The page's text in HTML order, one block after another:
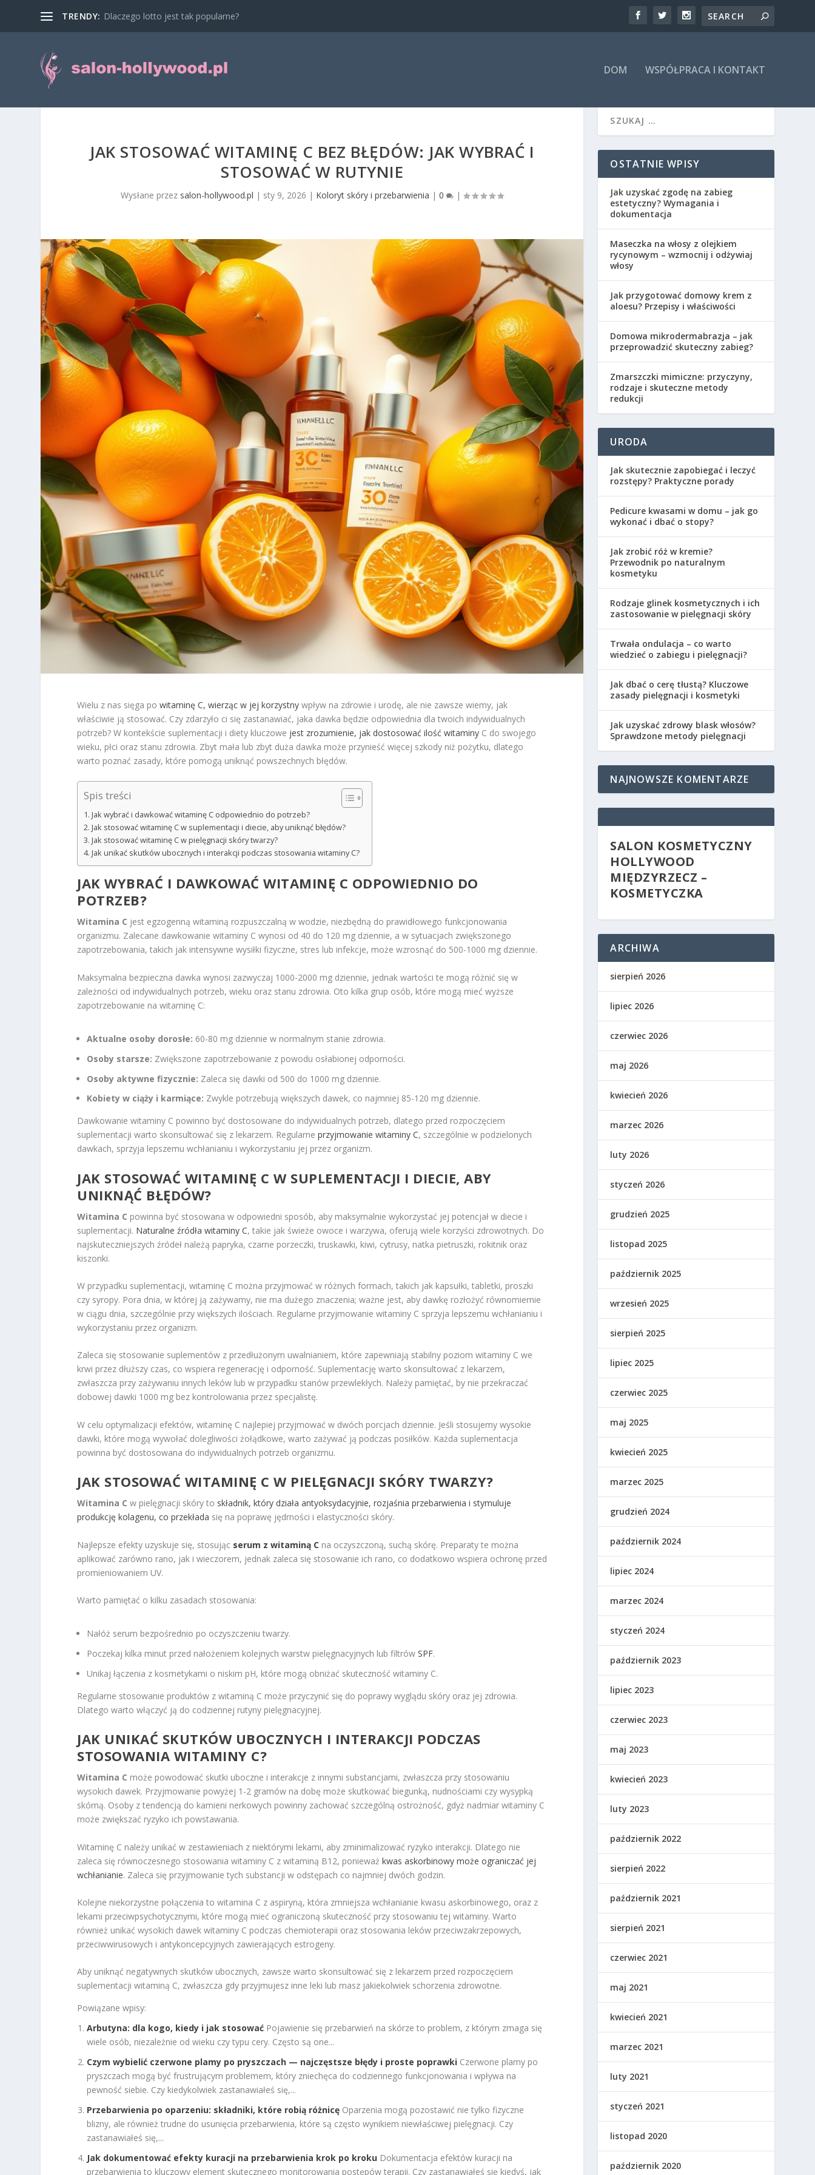
TRENDY: Dlaczego lotto jest tak popularne?
DOM WSPÓŁPRACA I KONTAKT
JAK STOSOWAĆ WITAMINĘ C BEZ BŁĘDÓW: JAK WYBRAĆ I
STOSOWAĆ W RUTYNIE
Wysłane przez salon-hollywood.pl | sty 9, 2026 | Koloryt skóry i przebarwienia |0 |
Wielu z nas sięga powitaminę C, wierząc w jej korzystny wpływ na zdrowie i urodę, ale nie zawsze wiemy, jak
właściwie ją stosować. Czy zdarzyło ci się zastanawiać, jaka dawka będzie odpowiednia dla twoich indywidualnych
potrzeb? W kontekście suplementacji i diety kluczowe jest zrozumienie, jak dostosować ilość witaminy C do swojego
wieku, płci oraz stanu zdrowia. Zbyt mała lub zbyt duża dawka może przynieść więcej szkody niż pożytku, dlatego
warto poznać zasady, które pomogą uniknąć powszechnych błędów.
Spis treści
Jak wybrać i dawkować witaminę C odpowiednio do potrzeb?
Jak stosować witaminę C w suplementacji i diecie, aby uniknąć błędów?
Jak stosować witaminę C w pielęgnacji skóry twarzy?
Jak unikać skutków ubocznych i interakcji podczas stosowania witaminy C?
JAK WYBRAĆ I DAWKOWAĆ WITAMINĘ C ODPOWIEDNIO DO
POTRZEB?
Witamina C jest egzogenną witaminą rozpuszczalną w wodzie, niezbędną do prawidłowego funkcjonowania
organizmu. Zalecane dawkowanie witaminy C wynosi od 40 do 120 mg dziennie, a w sytuacjach zwiększonego
zapotrzebowania, takich jak intensywne wysiłki fizyczne, stres lub infekcje, może wzrosnąć do 500-1000 mg dziennie.
Maksymalna bezpieczna dawka wynosi zazwyczaj 1000-2000 mg dziennie, jednak wartości te mogą różnić się w
zależności od indywidualnych potrzeb, wieku oraz stanu zdrowia. Oto kilka grup osób, które mogą mieć wyższe
zapotrzebowanie na witaminę C:
Aktualne osoby dorosłe: 60-80 mg dziennie w normalnym stanie zdrowia.
Osoby starsze: Zwiększone zapotrzebowanie z powodu osłabionej odporności.
Osoby aktywne fizycznie: Zaleca się dawki od 500 do 1000 mg dziennie.
Kobiety w ciąży i karmiące: Zwykle potrzebują większych dawek, co najmniej 85-120 mg dziennie.
Dawkowanie witaminy C powinno być dostosowane do indywidualnych potrzeb, dlatego przed rozpoczęciem
suplementacji warto skonsultować się z lekarzem. Regularneprzyjmowanie witaminy C, szczególnie w podzielonych
dawkach, sprzyja lepszemu wchłanianiu i wykorzystaniu jej przez organizm.
JAK STOSOWAĆ WITAMINĘ C W SUPLEMENTACJI I DIECIE, ABY
UNIKNĄĆ BŁĘDÓW?
Witamina C powinna być stosowana w odpowiedni sposób, aby maksymalnie wykorzystać jej potencjał w diecie i
suplementacji. Naturalne źródła witaminy C, takie jak świeże owoce i warzywa, oferują wiele korzyści zdrowotnych. Do
najskuteczniejszych źródeł należą papryka, czarne porzeczki, truskawki, kiwi, cytrusy, natka pietruszki, rokitnik oraz
kiszonki.
W przypadku suplementacji, witaminę C można przyjmować w różnych formach, takich jak kapsułki, tabletki, proszki
czy syropy. Pora dnia, w której ją zażywamy, nie ma dużego znaczenia; ważne jest, aby dawkę rozłożyć równomiernie
w ciągu dnia, szczególnie przy większych ilościach. Regularne przyjmowanie witaminy C sprzyja lepszemu wchłanianiu i
wykorzystaniu przez organizm.
Zaleca się stosowanie suplementów z przedłużonym uwalnianiem, które zapewniają stabilny poziom witaminy C we
krwi przez dłuższy czas, co wspiera regenerację i odporność. Suplementację warto skonsultować z lekarzem,
zwłaszcza przy zażywaniu innych leków lub w przypadku stanów przewlekłych. Należy pamiętać, by nie przekraczać
dobowej dawki 1000 mg bez kontrolowania przez specjalistę.
W celu optymalizacji efektów, witaminę C najlepiej przyjmować w dwóch porcjach dziennie. Jeśli stosujemy wysokie
dawki, które mogą wywołać dolegliwości żołądkowe, warto zażywać ją podczas posiłków. Każda suplementacja
powinna być dostosowana do indywidualnych potrzeb organizmu.
JAK STOSOWAĆ WITAMINĘ C W PIELĘGNACJI SKÓRY TWARZY?
Witamina C w pielęgnacji skóry to składnik, który działa antyoksydacyjnie, rozjaśnia przebarwienia i stymuluje
produkcję kolagenu, co przekłada się na poprawę jędrności i elastyczności skóry.
Najlepsze efekty uzyskuje się, stosując serum z witaminą C na oczyszczoną, suchą skórę. Preparaty te można
aplikować zarówno rano, jak i wieczorem, jednak zaleca się stosowanie ich rano, co dodatkowo wspiera ochronę przed
promieniowaniem UV.
Warto pamiętać o kilku zasadach stosowania:
Nałóż serum bezpośrednio po oczyszczeniu twarzy.
Poczekaj kilka minut przed nałożeniem kolejnych warstw pielęgnacyjnych lub filtrówSPF.
Unikaj łączenia z kosmetykami o niskim pH, które mogą obniżać skuteczność witaminy C.
Regularne stosowanie produktów z witaminą C może przyczynić się do poprawy wyglądu skóry oraz jej zdrowia.
Dlatego warto włączyć ją do codziennej rutyny pielęgnacyjnej.
JAK UNIKAĆ SKUTKÓW UBOCZNYCH I INTERAKCJI PODCZAS
STOSOWANIA WITAMINY C?
Witamina C może powodować skutki uboczne i interakcje z innymi substancjami, zwłaszcza przy stosowaniu
wysokich dawek. Przyjmowanie powyżej 1-2 gramów na dobę może skutkować biegunką, nudnościami czy wysypką
skórną. Osoby z tendencją do kamieni nerkowych powinny zachować szczególną ostrożność, gdyż nadmiar witaminy C
może zwiększać ryzyko ich powstawania.
Witaminę C należy unikać w zestawieniach z niektórymi lekami, aby zminimalizować ryzyko interakcji. Dlatego nie
zaleca się równoczesnego stosowania witaminy C z witaminą B12, ponieważkwas askorbinowy może ograniczać jej
wchłanianie. Zaleca się przyjmowanie tych substancji w odstępach co najmniej dwóch godzin.
Kolejne niekorzystne połączenia to witamina C z aspiryną, która zmniejsza wchłanianie kwasu askorbinowego, oraz z
lekami przeciwpsychotycznymi, które mogą mieć ograniczoną skuteczność przy stosowaniu tej witaminy. Warto
również unikać wysokich dawek witaminy C podczas chemioterapii oraz stosowania leków przeciwzakrzepowych,
przeciwwirusowych i antykoncepcyjnych zawierających estrogeny.
Aby uniknąć negatywnych skutków ubocznych, zawsze warto skonsultować się z lekarzem przed rozpoczęciem
suplementacji witaminą C, zwłaszcza gdy przyjmujesz inne leki lub masz jakiekolwiek schorzenia zdrowotne.
Powiązane wpisy:
Arbutyna: dla kogo, kiedy i jak stosować Pojawienie się przebarwień na skórze to problem, z którym zmaga się
wiele osób, niezależnie od wieku czy typu cery. Często są one...
Czym wybielić czerwone plamy po pryszczach — najczęstsze błędy i proste poprawki Czerwone plamy po
pryszczach mogą być frustrującym problemem, który zniechęca do codziennego funkcjonowania i wpływa na
pewność siebie. Czy kiedykolwiek zastanawiałeś się,...
Przebarwienia po oparzeniu: składniki, które robią różnicę Oparzenia mogą pozostawić nie tylko fizyczne
blizny, ale również trudne do usunięcia przebarwienia, które są często wynikiem niewłaściwej pielęgnacji. Czy
zastanawiałeś się,...
Jak dokumentować efekty kuracji na przebarwienia krok po kroku Dokumentacja efektów kuracji na
przebarwienia to kluczowy element skutecznego monitorowania postępów terapii. Czy zastanawiałeś się kiedyś, jak
OSTATNIE WPISY
Jak uzyskać zgodę na zabieg
estetyczny? Wymagania i
dokumentacja
Maseczka na włosy z olejkiem
rycynowym – wzmocnij i odżywiaj
włosy
Jak przygotować domowy krem z
aloesu? Przepisy i właściwości
Domowa mikrodermabrazja – jak
przeprowadzić skuteczny zabieg?
Zmarszczki mimiczne: przyczyny,
rodzaje i skuteczne metody
redukcji
URODA
Jak skutecznie zapobiegać i leczyć
rozstępy? Praktyczne porady
Pedicure kwasami w domu – jak go
wykonać i dbać o stopy?
Jak zrobić róż w kremie?
Przewodnik po naturalnym
kosmetyku
Rodzaje glinek kosmetycznych i ich
zastosowanie w pielęgnacji skóry
Trwała ondulacja – co warto
wiedzieć o zabiegu i pielęgnacji?
Jak dbać o cerę tłustą? Kluczowe
zasady pielęgnacji i kosmetyki
Jak uzyskać zdrowy blask włosów?
Sprawdzone metody pielęgnacji
NAJNOWSZE KOMENTARZE
SALON KOSMETYCZNY
HOLLYWOOD
MIĘDZYRZECZ –
KOSMETYCZKA
ARCHIWA
sierpień 2026
lipiec 2026
czerwiec 2026
maj 2026
kwiecień 2026
marzec 2026
luty 2026
styczeń 2026
grudzień 2025
listopad 2025
październik 2025
wrzesień 2025
sierpień 2025
lipiec 2025
czerwiec 2025
maj 2025
kwiecień 2025
marzec 2025
grudzień 2024
październik 2024
lipiec 2024
marzec 2024
styczeń 2024
październik 2023
lipiec 2023
czerwiec 2023
maj 2023
kwiecień 2023
luty 2023
październik 2022
sierpień 2022
październik 2021
sierpień 2021
czerwiec 2021
maj 2021
kwiecień 2021
marzec 2021
luty 2021
styczeń 2021
listopad 2020
październik 2020